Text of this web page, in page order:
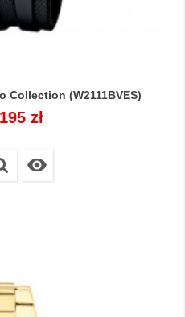
Collection (W2111BVES)
Cena
195 zł
